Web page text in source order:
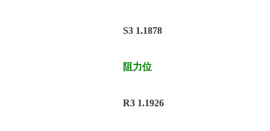
S3 1.1878
阻力位
R3 1.1926